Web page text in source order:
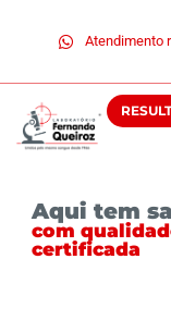
Atendimento
Aqui tem
com
certificada